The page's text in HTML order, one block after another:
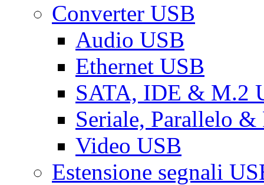
Converter USB
Audio USB
Ethernet USB
SATA, IDE & M.2
Seriale, Parallelo &
Video USB
Estensione segnali